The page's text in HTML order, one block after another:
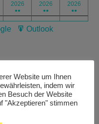
2026
●●
2026
●●
2026
●●
Export
Outlook
Website um Ihnen
indem wir
Besuch der Website
"Akzeptieren" stimmen